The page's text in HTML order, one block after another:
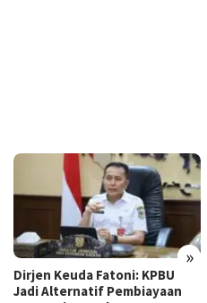
»
Dirjen Keuda Fatoni: KPBU
Jadi Alternatif Pembiayaan